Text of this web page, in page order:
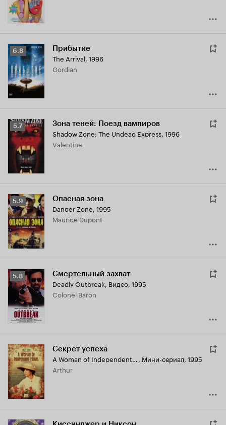
Рейтинг
Кинопоиска
6.8
6.8 Прибытие
The Arrival, 1996
Gordian
Рейтинг
Кинопоиска
5.7
5.7 Зона теней: Поезд вампиров
Shadow Zone: The Undead Express, 1996
Valentine
Рейтинг
Кинопоиска
5.9
5.9 Опасная зона
Danger Zone, 1995
Maurice Dupont
Рейтинг
Кинопоиска
5.8
5.8 Смертельный захват
Deadly Outbreak, Видео, 1995
Colonel Baron
Секрет успеха
A Woman of Independent Means, Мини-сериал, 1995
Arthur